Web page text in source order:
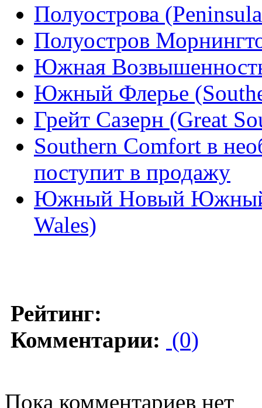
Полуострова
Полуостров
Южная
Южный Флерье
Грейт Сазерн (Great
Southern Comfort в
поступит в продажу
Южный Новый Южный
Wales)
Рейтинг:
Комментарии: (0)
Пока комментариев нет